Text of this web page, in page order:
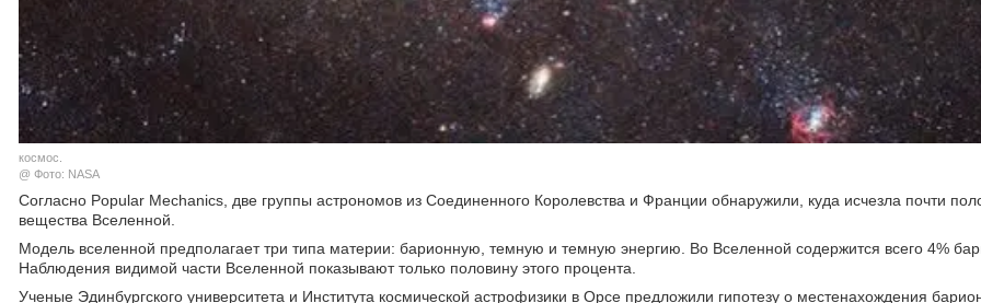
космос.
@ Фото: NASA
Согласно Popular Mechanics, две группы астрономов из Соединенного Королевства и Франции обнаружили, куда исчезла почти
вещества Вселенной.
Модель вселенной предполагает три типа материи: барионную, темную и темную энергию. Во Вселенной содержится всего 4%
Наблюдения видимой части Вселенной показывают только половину этого процента.
Ученые Эдинбургского университета и Института космической астрофизики в Орсе предложили гипотезу о местенахождения